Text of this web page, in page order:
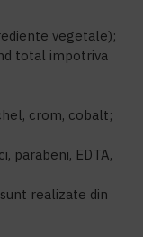
vegetale);
total impotriva
crom, cobalt;
parabeni, EDTA,
realizate din